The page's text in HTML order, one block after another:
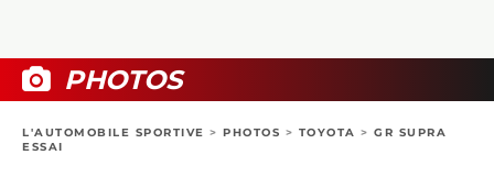
BOUTIQUE
PHOTOS
L'AUTOMOBILE SPORTIVE > PHOTOS > TOYOTA > GR SUPRA
ESSAI